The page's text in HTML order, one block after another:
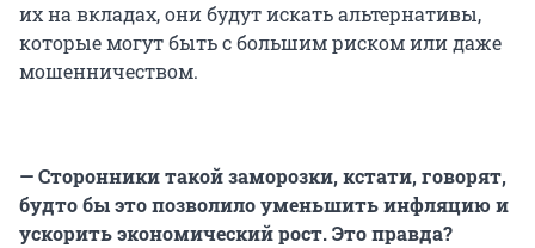
их на вкладах, они будут искать альтернативы,
которые могут быть с большим риском или даже
мошенничеством.
— Сторонники такой заморозки, кстати, говорят,
будто бы это позволило уменьшить инфляцию и
ускорить экономический рост. Это правда?